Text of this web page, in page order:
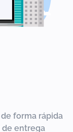
forma rápida
de entrega